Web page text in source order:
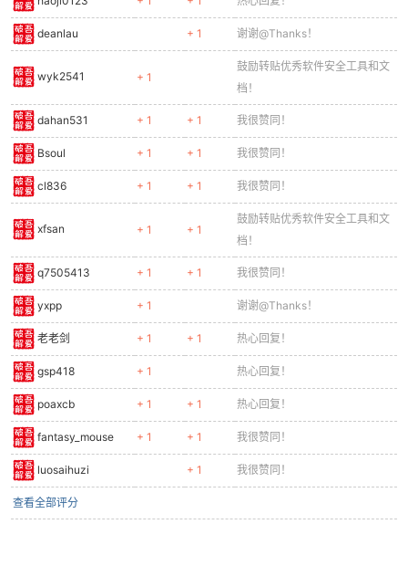
deanlau + 1 谢谢@Thanks！
wyk2541 + 1
鼓励转贴优秀软件安全工具和文
档！
dahan531 + 1 + 1 我很赞同！
Bsoul + 1 + 1 我很赞同！
cl836 + 1 + 1 我很赞同！
xfsan + 1 + 1
鼓励转贴优秀软件安全工具和文
档！
q7505413 + 1 + 1 我很赞同！
yxpp + 1 谢谢@Thanks！
老老剑 + 1 + 1 热心回复！
gsp418 + 1 热心回复！
poaxcb + 1 + 1 热心回复！
fantasy_mouse + 1 + 1 我很赞同！
luosaihuzi + 1 我很赞同！
查看全部评分